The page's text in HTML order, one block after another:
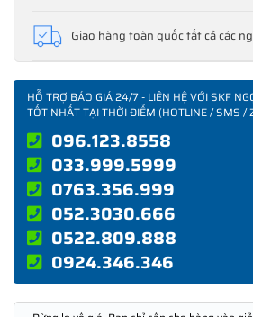
Giao hàng toàn quốc tất cả các
HỖ TRỢ BÁO GIÁ 24/7 - LIÊN HỆ VỚI SKF
TỐT NHẤT TẠI THỜI ĐIỂM (HOTLINE / SMS /
096.123.8558
033.999.5999
0763.356.999
052.3030.666
0522.809.888
0924.346.346